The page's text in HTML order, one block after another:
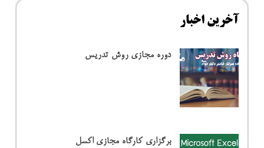
آخرین اخبار
دوره مجازی روش تدریس
برگزاری کارگاه مجازی اکسل